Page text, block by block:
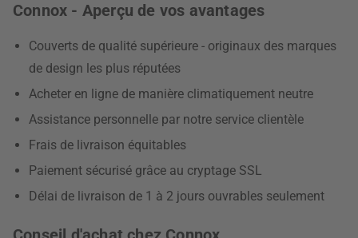
Connox - Aperçu de vos avantages
Couverts de qualité supérieure - originaux des marques
de design les plus réputées
Acheter en ligne de manière climatiquement neutre
Assistance personnelle par notre service clientèle
Frais de livraison équitables
Paiement sécurisé grâce au cryptage SSL
Délai de livraison de 1 à 2 jours ouvrables seulement